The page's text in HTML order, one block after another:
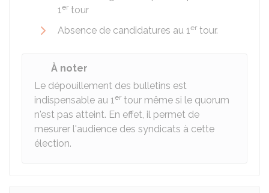
1er tour
Absence de candidatures au 1er tour.
À noter
Le dépouillement des bulletins est
indispensable au 1er tour même si le quorum
n'est pas atteint. En effet, il permet de
mesurer l'audience des syndicats à cette
élection.